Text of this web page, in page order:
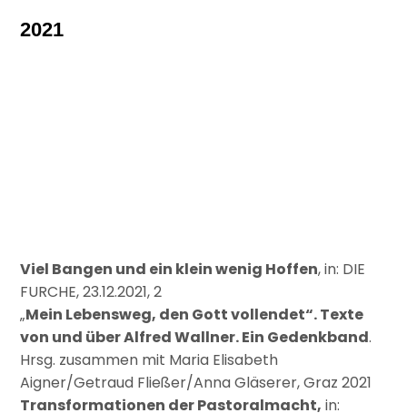
2021
Viel Bangen und ein klein wenig Hoffen, in: DIE
FURCHE, 23.12.2021, 2
„Mein Lebensweg, den Gott vollendet“. Texte
von und über Alfred Wallner. Ein Gedenkband.
Hrsg. zusammen mit Maria Elisabeth
Aigner/Getraud Fließer/Anna Gläserer, Graz 2021
Transformationen der Pastoralmacht, in: